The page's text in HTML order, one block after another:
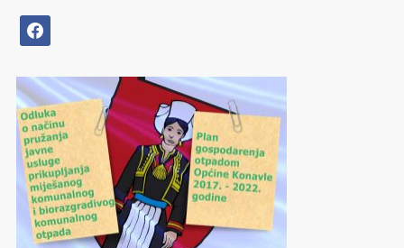
facebook